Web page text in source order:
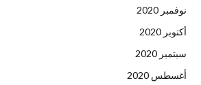
نوفمبر 2020
أكتوبر 2020
سبتمبر 2020
أغسطس 2020